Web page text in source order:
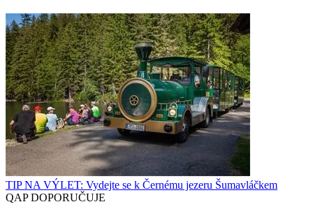
TIP NA VÝLET: Vydejte se k Černému jezeru Šumavláčkem
QAP DOPORUČUJE